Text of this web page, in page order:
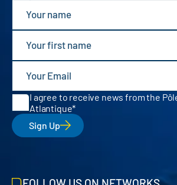
I agree to receive news from the
Atlantique
Sign Up